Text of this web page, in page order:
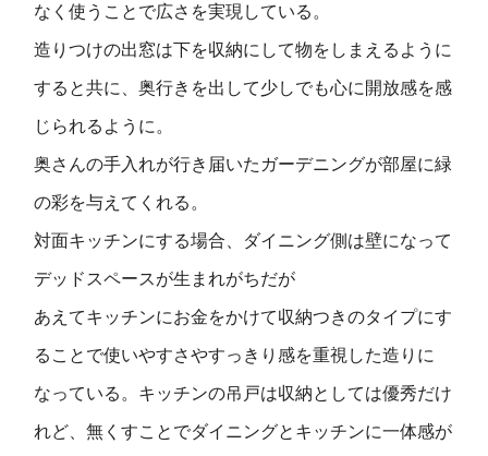
なく使うことで広さを実現している。
造りつけの出窓は下を収納にして物をしまえるように
すると共に、奥行きを出して少しでも心に開放感を感
じられるように。
奥さんの手入れが行き届いたガーデニングが部屋に緑
の彩を与えてくれる。
対面キッチンにする場合、ダイニング側は壁になって
デッドスペースが生まれがちだが
あえてキッチンにお金をかけて収納つきのタイプにす
ることで使いやすさやすっきり感を重視した造りに
なっている。キッチンの吊戸は収納としては優秀だけ
れど、無くすことでダイニングとキッチンに一体感が